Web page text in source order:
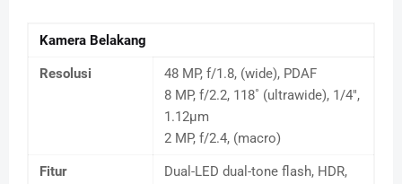
Kamera Belakang
Resolusi
48 MP, f/1.8, (wide), PDAF
8 MP, f/2.2, 118˚ (ultrawide), 1/4",
1.12µm
2 MP, f/2.4, (macro)
Fitur
Dual-LED dual-tone flash, HDR,